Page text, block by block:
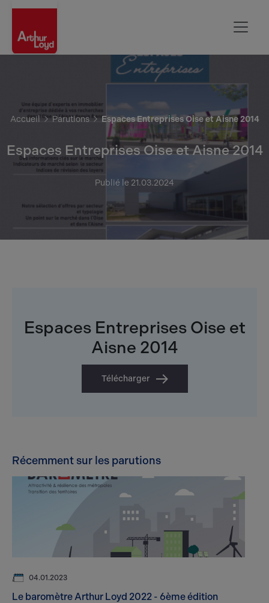
Accueil Parutions Espaces Entreprises Oise et Aisne 2014
Espaces Entreprises Oise et Aisne 2014
Publié le 21.03.2024
Espaces Entreprises Oise et
Aisne 2014
Télécharger
Récemment sur les parutions
04.01.2023
Le baromètre Arthur Loyd 2022 - 6ème édition